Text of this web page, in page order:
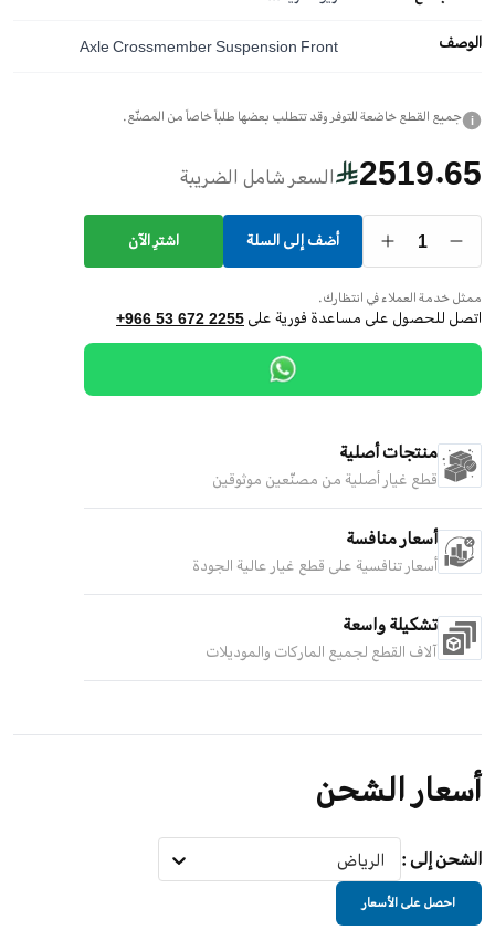
الوصف Axle Crossmember Suspension Front
i جميع القطع خاضعة للتوفر وقد تتطلب بعضها طلباً خاصاً من المصنّع.
2519.65 السعر شامل الضريبة
1 أضف إلى السلة اشترِ الآن
ممثل خدمة العملاء في انتظارك.
اتصل للحصول على مساعدة فورية على +966 53 672 2255
منتجات أصلية
قطع غيار أصلية من مصنّعين موثوقين
أسعار منافسة
أسعار تنافسية على قطع غيار عالية الجودة
تشكيلة واسعة
آلاف القطع لجميع الماركات والموديلات
أسعار الشحن
الشحن إلى : الرياض
احصل على الأسعار